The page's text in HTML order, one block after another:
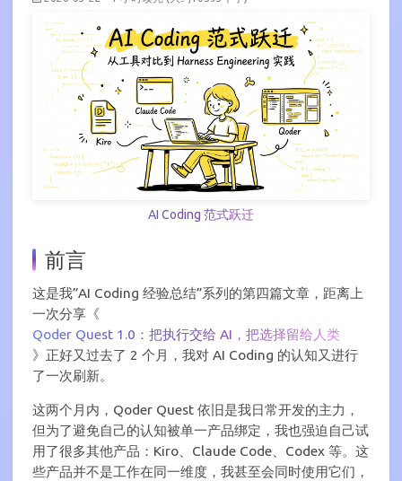
AI Coding 范式跃迁
前言
这是我”AI Coding 经验总结”系列的第四篇文章，距离上
一次分享《
Qoder Quest 1.0：把执行交给 AI，把选择留给人类
》正好又过去了 2 个月，我对 AI Coding 的认知又进行
了一次刷新。
这两个月内，Qoder Quest 依旧是我日常开发的主力，
但为了避免自己的认知被单一产品绑定，我也强迫自己试
用了很多其他产品：Kiro、Claude Code、Codex 等。这
些产品并不是工作在同一维度，我甚至会同时使用它们，